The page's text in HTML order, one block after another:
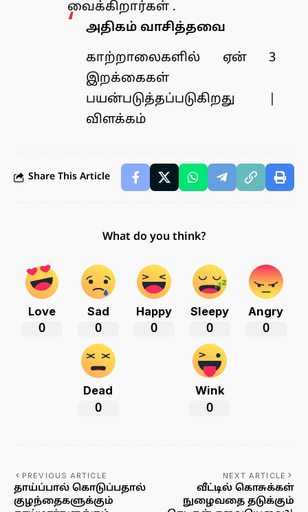
வைக்கிறார்கள் .
அதிகம் வாசித்தவை
காற்றாலைகளில் ஏன் 3
இறக்கைகள்
பயன்படுத்தப்படுகிறது |
விளக்கம்
Share This Article
What do you think?
Love
0
Sad
0
Happy
0
Sleepy
0
Angry
0
Dead
0
Wink
0
PREVIOUS ARTICLE
தாய்ப்பால் கொடுப்பதால்
குழந்தைகளுக்கும்
NEXT ARTICLE
வீட்டில் கொசுக்கள்
நுழைவதை தடுக்கும்